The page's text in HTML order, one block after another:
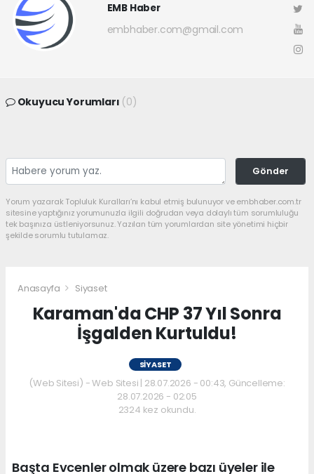
EMB Haber
embhaber.com@gmail.com
Okuyucu Yorumları (0)
Gönder
Yorum yazarak Topluluk Kuralları’nı kabul etmiş bulunuyor ve embhaber.com.tr
sitesine yaptığınız yorumunuzla ilgili doğrudan veya dolaylı tüm sorumluluğu
tek başınıza üstleniyorsunuz. Yazılan tüm yorumlardan site yönetimi hiçbir
şekilde sorumlu tutulamaz.
Anasayfa Siyaset
Karaman'da CHP 37 Yıl Sonra
İşgalden Kurtuldu!
SIYASET
(Web Sitesi) - Web Sitesi | 28.07.2026 - 00:43, Güncelleme:
28.07.2026 - 02:05
2324 kez okundu.
Başta Evcenler olmak üzere bazı üyeler ile